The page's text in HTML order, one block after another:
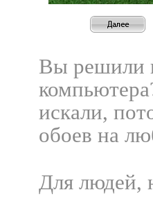
Вы решили
искали,
обоев на
Для людей,